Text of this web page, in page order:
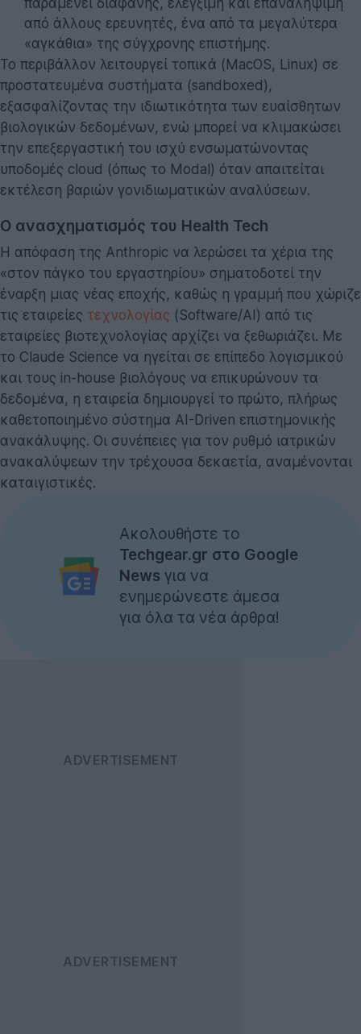
από άλλους ερευνητές, ένα από τα μεγαλύτερα
«αγκάθια» της σύγχρονης επιστήμης.
Το περιβάλλον λειτουργεί τοπικά (MacOS, Linux) σε
προστατευμένα συστήματα (sandboxed),
εξασφαλίζοντας την ιδιωτικότητα των ευαίσθητων
βιολογικών δεδομένων, ενώ μπορεί να κλιμακώσει
την επεξεργαστική του ισχύ ενσωματώνοντας
υποδομές cloud (όπως το Modal) όταν απαιτείται
εκτέλεση βαριών γονιδιωματικών αναλύσεων.
Ο ανασχηματισμός του Health Tech
Η απόφαση της Anthropic να λερώσει τα χέρια της
«στον πάγκο του εργαστηρίου» σηματοδοτεί την
έναρξη μιας νέας εποχής, καθώς η γραμμή που χώριζε
τις εταιρείες τεχνολογίας (Software/AI) από τις
εταιρείες βιοτεχνολογίας αρχίζει να ξεθωριάζει. Με
το Claude Science να ηγείται σε επίπεδο λογισμικού
και τους in-house βιολόγους να επικυρώνουν τα
δεδομένα, η εταιρεία δημιουργεί το πρώτο, πλήρως
καθετοποιημένο σύστημα AI-Driven επιστημονικής
ανακάλυψης. Οι συνέπειες για τον ρυθμό ιατρικών
ανακαλύψεων την τρέχουσα δεκαετία, αναμένονται
καταιγιστικές.
Ακολουθήστε το
Techgear.gr στο Google
News για να
ενημερώνεστε άμεσα
για όλα τα νέα άρθρα!